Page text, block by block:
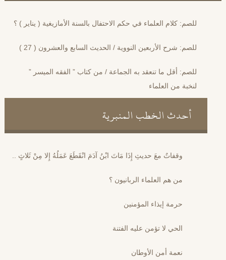
للصم: كلام العلماء في حكم الاحتفال بالسنة الأمازيغية ( يناير ) ؟
للصم: شرح الأربعين النووية / الحديث السابع والعشرون ( 27 )
للصم: أقل ما تنعقد به الجماعة / من كتاب ” الفقه الميسر ”
لنخبة من العلماء
أحدث الخطب المنبرية
وقفاتٌ معَ حديثِ إِذَا مَاتَ ابْنُ آدَمَ انْقَطَعَ عَمَلُهُ إِلا مِنْ ثَلاثٍ ..
من هم العلماء الربانيون ؟
حرمة إيذاء المؤمنين
الحي لا تؤمن عليه الفتنة
نعمة أمن الأوطان